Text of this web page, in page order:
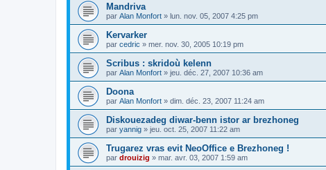
Mandriva
par Alan Monfort » lun. nov. 05, 2007 4:25 pm
Kervarker
par cedric » mer. nov. 30, 2005 10:19 pm
Scribus : skridoù kelenn
par Alan Monfort » jeu. déc. 27, 2007 10:36 am
Doona
par Alan Monfort » dim. déc. 23, 2007 11:24 am
Diskouezadeg diwar-benn istor ar brezhoneg
par yannig » jeu. oct. 25, 2007 11:22 am
Trugarez vras evit NeoOffice e Brezhoneg !
par drouizig » mar. avr. 03, 2007 1:59 am